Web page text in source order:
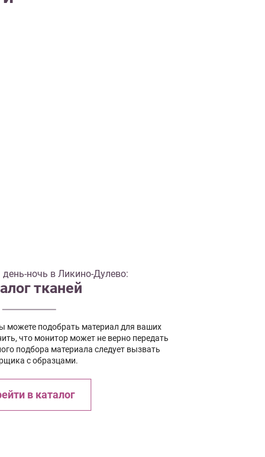
ночь в Ликино-Дулево:
тканей
можете подобрать материал для ваших
что монитор может не верно передать
подбора материала следует вызвать
с образцами.
в каталог